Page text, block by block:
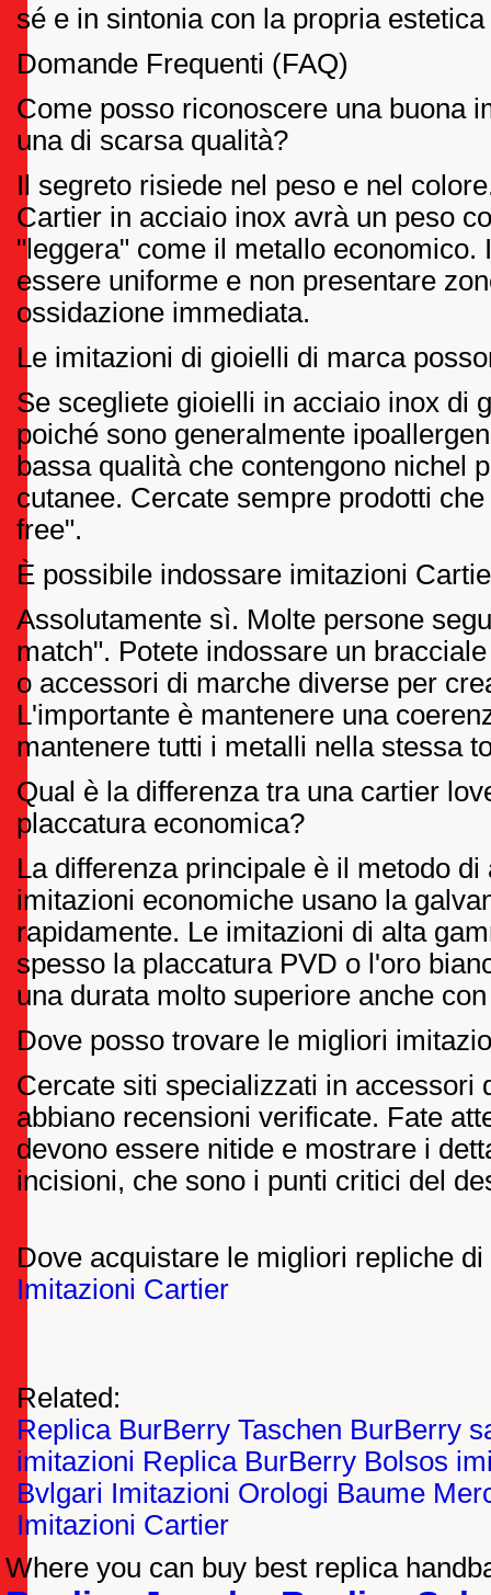
sé e in sintonia con la propria
Domande Frequenti (FAQ)
Come posso riconoscere una buona
una di scarsa qualità?
Il segreto risiede nel peso e nel
Cartier in acciaio inox avrà un peso
"leggera" come il metallo economico.
essere uniforme e non presentare
ossidazione immediata.
Le imitazioni di gioielli di marca
Se scegliete gioielli in acciaio inox di
poiché sono generalmente
bassa qualità che contengono nichel
cutanee. Cercate sempre prodotti
free".
È possibile indossare imitazioni
Assolutamente sì. Molte persone
match". Potete indossare un
o accessori di marche diverse per
L'importante è mantenere una
mantenere tutti i metalli nella stessa
Qual è la differenza tra una cartier
placcatura economica?
La differenza principale è il metodo
imitazioni economiche usano la
rapidamente. Le imitazioni di alta
spesso la placcatura PVD o l'oro
una durata molto superiore anche
Dove posso trovare le migliori
Cercate siti specializzati in accessori
abbiano recensioni verificate. Fate
devono essere nitide e mostrare i
incisioni, che sono i punti critici del
Dove acquistare le migliori repliche
Imitazioni Cartier
Related:
Replica BurBerry Taschen BurBerry
imitazioni Replica BurBerry Bolsos
Bvlgari Imitazioni Orologi Baume
Imitazioni Cartier
Where you can buy best replica